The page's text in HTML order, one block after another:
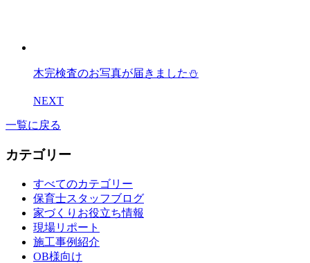
木完検査のお写真が届きました⛄
NEXT
一覧に戻る
カテゴリー
すべてのカテゴリー
保育士スタッフブログ
家づくりお役立ち情報
現場リポート
施工事例紹介
OB様向け